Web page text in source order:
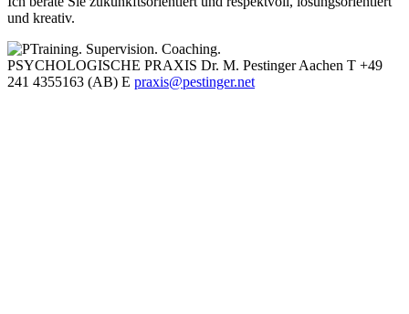
und kreativ.
Training. Supervision. Coaching.
PSYCHOLOGISCHE PRAXIS Dr. M. Pestinger Aachen T +49
241 4355163 (AB) E praxis@pestinger.net